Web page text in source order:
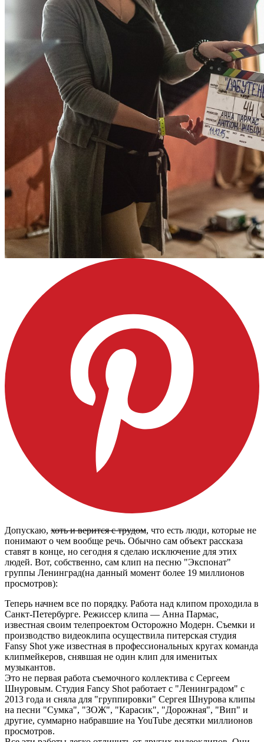
Допускаю, хоть и верится с трудом, что есть люди, которые не
понимают о чем вообще речь. Обычно сам объект рассказа
ставят в конце, но сегодня я сделаю исключение для этих
людей. Вот, собственно, сам клип на песню "Экспонат"
группы Ленинград(на данный момент более 19 миллионов
просмотров):
Теперь начнем все по порядку. Работа над клипом проходила в
Санкт-Петербурге. Режиссер клипа — Анна Пармас,
известная своим телепроектом Осторожно Модерн. Съемки и
производство видеоклипа осуществила питерская студия
Fansy Shot уже известная в профессиональных кругах команда
клипмейкеров, снявшая не один клип для именитых
музыкантов.
Это не первая работа съемочного коллектива с Сергеем
Шнуровым. Студия Fancy Shot работает с "Ленинградом" с
2013 года и сняла для "группировки" Сергея Шнурова клипы
на песни "Сумка", "ЗОЖ", "Карасик", "Дорожная", "Вип" и
другие, суммарно набравшие на YouTube десятки миллионов
просмотров.